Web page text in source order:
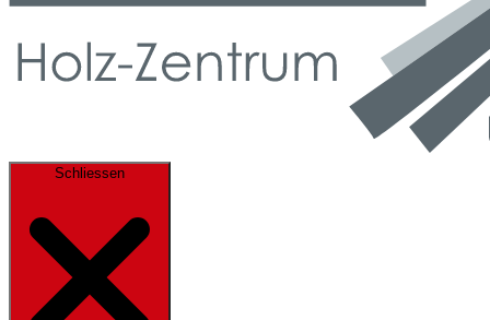
Schliessen